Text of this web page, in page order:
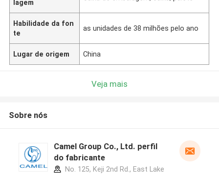
lagem
Habilidade da fon
te
as unidades de 38 milhões pelo ano
Lugar de origem China
Veja mais
Sobre nós
Camel Group Co., Ltd. perfil
do fabricante
No. 125, Keji 2nd Rd., East Lake